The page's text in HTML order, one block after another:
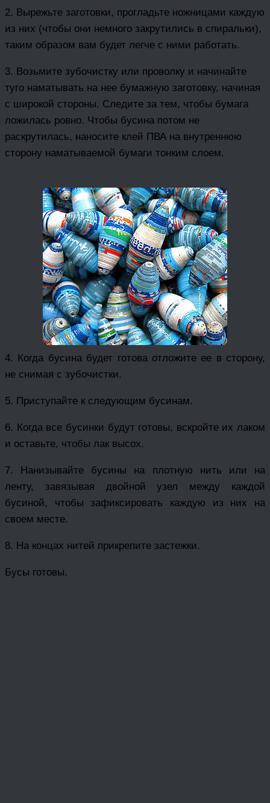
2. Вырежьте заготовки, прогладьте ножницами каждую
из них (чтобы они немного закрутились в спиральки),
таким образом вам будет легче с ними работать.
3. Возьмите зубочистку или проволку и начинайте
туго наматывать на нее бумажную заготовку, начиная
с широкой стороны. Следите за тем, чтобы бумага
ложилась ровно. Чтобы бусина потом не
раскрутилась, наносите клей ПВА на внутреннюю
сторону наматываемой бумаги тонким слоем.
4. Когда бусина будет готова отложите ее в сторону,
не снимая с зубочистки.
5. Приступайте к следующим бусинам.
6. Когда все бусинки будут готовы, вскройте их лаком
и оставьте, чтобы лак высох.
7. Нанизывайте бусины на плотную нить или на
ленту, завязывая двойной узел между каждой
бусиной, чтобы зафиксировать каждую из них на
своем месте.
8. На концах нитей прикрепите застежки.
Бусы готовы.